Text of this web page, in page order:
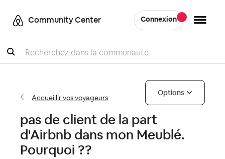
Community Center Connexion
Recherche
Accueillir vos voyageurs
Options
pas de client de la part
d'Airbnb dans mon Meublé.
Pourquoi ??